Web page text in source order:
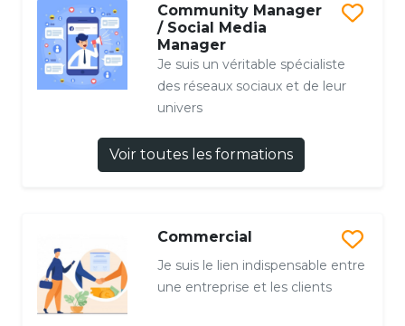
Community Manager
/ Social Media
Manager
Je suis un véritable spécialiste
des réseaux sociaux et de leur
univers
Voir toutes les formations
Commercial
Je suis le lien indispensable entre
une entreprise et les clients